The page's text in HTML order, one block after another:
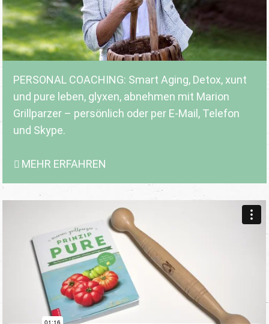
PERSONAL COACHING: Smart Aging, Detox, xunt
und pure leben, glyxen, abnehmen mit Marion
Grillparzer – persönlich oder per E-Mail, Telefon
und Skype.
MEHR ERFAHREN